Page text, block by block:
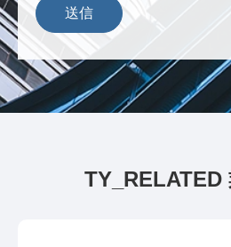
送信
TY_RELATED